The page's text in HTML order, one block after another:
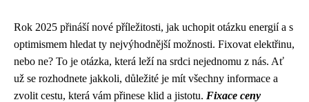
Rok 2025 přináší nové příležitosti, jak uchopit otázku energií a s
optimismem hledat ty nejvýhodnější možnosti. Fixovat elektřinu,
nebo ne? To je otázka, která leží na srdci nejednomu z nás. Ať
už se rozhodnete jakkoli, důležité je mít všechny informace a
zvolit cestu, která vám přinese klid a jistotu. Fixace ceny